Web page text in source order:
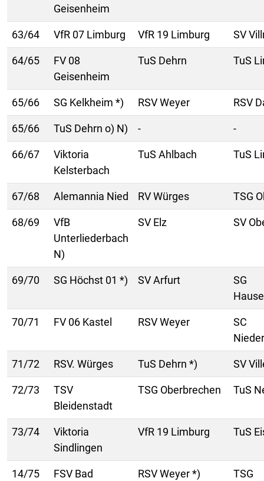
Geisenheim
63/64 VfR 07 Limburg VfR 19 Limburg SV
64/65
FV 08
Geisenheim
TuS Dehrn TuS
65/66 SG Kelkheim *) RSV Weyer RSV
65/66 TuS Dehrn o) N) - -
66/67
Viktoria
Kelsterbach
TuS Ahlbach TuS
67/68 Alemannia Nied RV Würges TSG
68/69
VfB
Unterliederbach
N)
SV Elz SV
69/70 SG Höchst 01 *) SV Arfurt
SG
70/71 FV 06 Kastel RSV Weyer
SC
71/72 RSV. Würges TuS Dehrn *) SV
72/73
TSV
Bleidenstadt
TSG Oberbrechen TuS
73/74
Viktoria
Sindlingen
VfR 19 Limburg TuS
14/75
FSV Bad
RSV Weyer *)
TSG